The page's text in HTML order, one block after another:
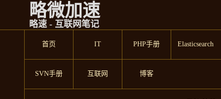
略微加速
略速 - 互联网笔记
首页 IT PHP手册 Elasticsearch
SVN手册 互联网 博客